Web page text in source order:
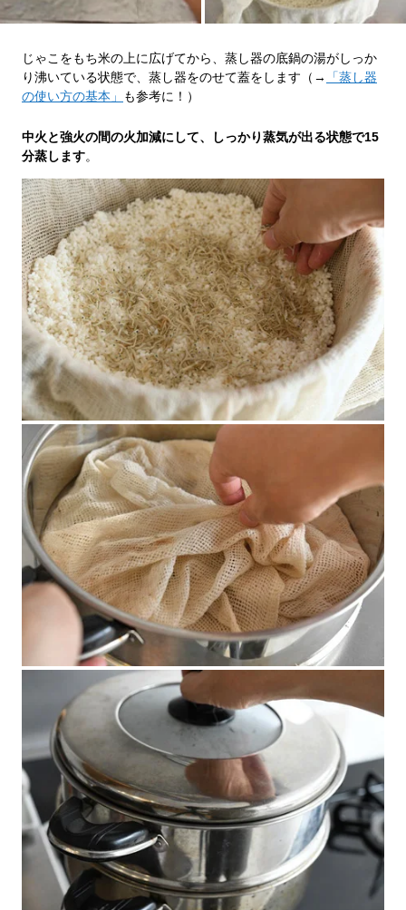
じゃこをもち米の上に広げてから、蒸し器の底鍋の湯がしっか
り沸いている状態で、蒸し器をのせて蓋をします（→
「蒸し器
の使い方の基本」
も参考に！）
中火と強火の間の火加減にして、しっかり蒸気が出る状態で15
分蒸します。